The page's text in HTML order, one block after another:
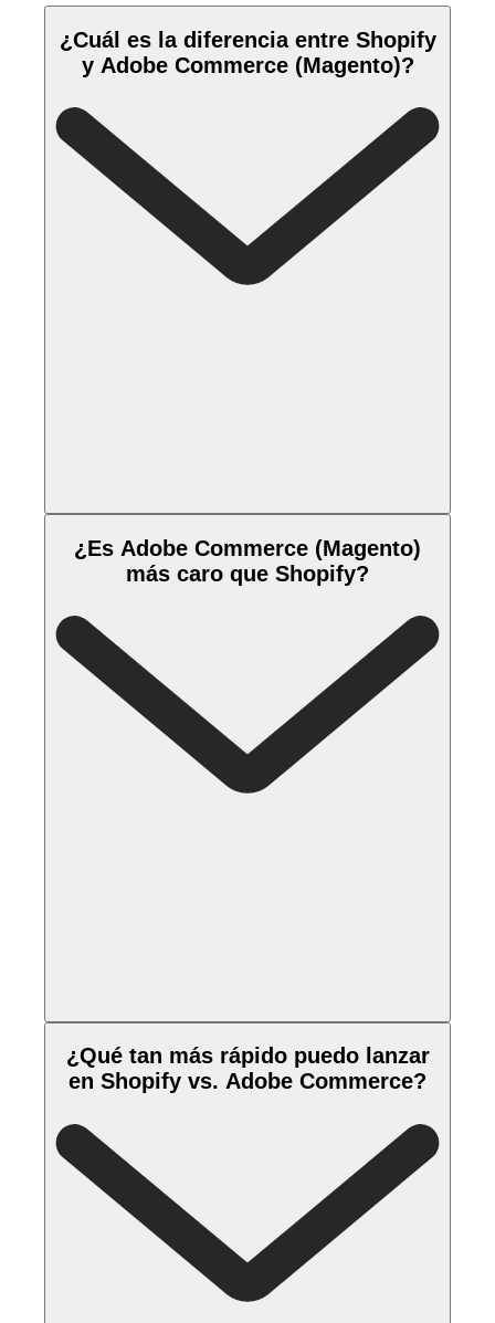
¿Cuál es la diferencia entre Shopify
y Adobe Commerce (Magento)?
¿Es Adobe Commerce (Magento)
más caro que Shopify?
¿Qué tan más rápido puedo lanzar
en Shopify vs. Adobe Commerce?